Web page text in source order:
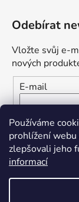
Používáme
prohlížení webu
zlepšovali jeho
informací
Odebírat
Vložte svůj e-
nových
E-mail
Vložením e-
osobních